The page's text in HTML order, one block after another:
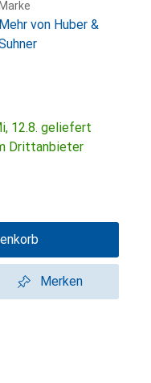
Marke
Mehr von Huber &
12.8. geliefert
Drittanbieter
Merken